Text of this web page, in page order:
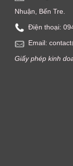
Nhuận, Bến Tre.
Điện thoại:
Email:
Giấy phép kinh